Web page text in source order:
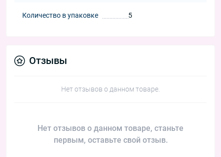
Количество в упаковке 5
Отзывы
Нет отзывов о данном товаре.
Нет отзывов о данном товаре, станьте
первым, оставьте свой отзыв.